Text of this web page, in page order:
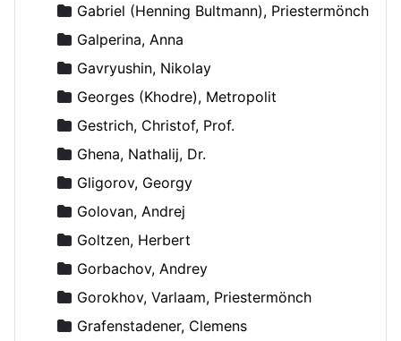
Gabriel (Henning Bultmann), Priestermönch
Galperina, Anna
Gavryushin, Nikolay
Georges (Khodre), Metropolit
Gestrich, Christof, Prof.
Ghena, Nathalij, Dr.
Gligorov, Georgy
Golovan, Andrej
Goltzen, Herbert
Gorbachov, Andrey
Gorokhov, Varlaam, Priestermönch
Grafenstadener, Clemens